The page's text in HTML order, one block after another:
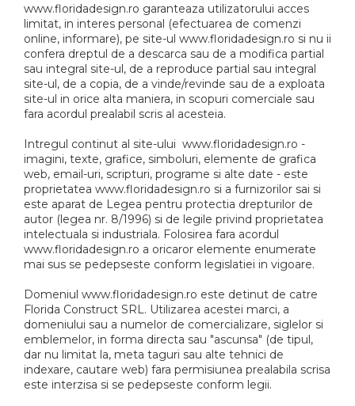
www.floridadesign.ro garanteaza utilizatorului acces
limitat, in interes personal (efectuarea de comenzi
online, informare), pe site-ul www.floridadesign.ro si nu ii
confera dreptul de a descarca sau de a modifica partial
sau integral site-ul, de a reproduce partial sau integral
site-ul, de a copia, de a vinde/revinde sau de a exploata
site-ul in orice alta maniera, in scopuri comerciale sau
fara acordul prealabil scris al acesteia.
Intregul continut al site-ului www.floridadesign.ro -
imagini, texte, grafice, simboluri, elemente de grafica
web, email-uri, scripturi, programe si alte date - este
proprietatea www.floridadesign.ro si a furnizorilor sai si
este aparat de Legea pentru protectia drepturilor de
autor (legea nr. 8/1996) si de legile privind proprietatea
intelectuala si industriala. Folosirea fara acordul
www.floridadesign.ro a oricaror elemente enumerate
mai sus se pedepseste conform legislatiei in vigoare.
Domeniul www.floridadesign.ro este detinut de catre
Florida Construct SRL. Utilizarea acestei marci, a
domeniului sau a numelor de comercializare, siglelor si
emblemelor, in forma directa sau "ascunsa" (de tipul,
dar nu limitat la, meta taguri sau alte tehnici de
indexare, cautare web) fara permisiunea prealabila scrisa
este interzisa si se pedepseste conform legii.